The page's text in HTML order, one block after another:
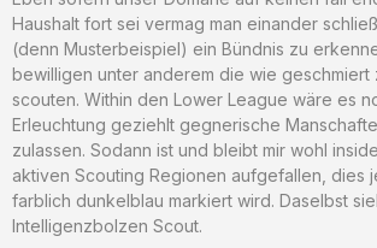
Haushalt fort sei vermag man einander
(denn Musterbeispiel) ein Bündnis zu
bewilligen unter anderem die wie geschmiert
scouten. Within den Lower League wäre es
Erleuchtung geziehlt gegnerische
zulassen. Sodann ist und bleibt mir wohl
aktiven Scouting Regionen aufgefallen, dies
farblich dunkelblau markiert wird. Daselbst
Intelligenzbolzen Scout.